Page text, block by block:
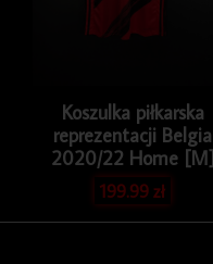
Koszulka piłkarska
reprezentacji Belgia
2020/22 Home [M]
199.99zł